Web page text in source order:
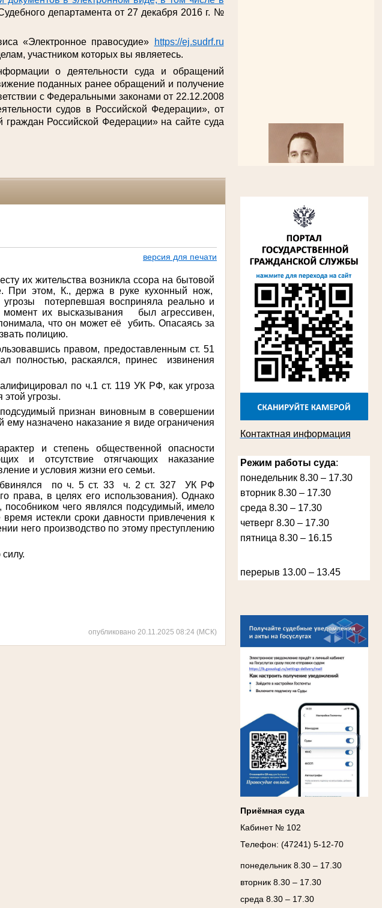
Алферьев Сергей Григорьевич
Участник Великой Отечественной войны
Председатель Губкинского городского
в период с 1954 по 1982 гг.
Лыкова Анна Захаровна
Участник Великой Отечественной войны
Судья Губкинского городского народного
в период с 1960 по 1980 гг.
Труженица тыла в годы Великой
Ануприенко Иван Васильевич
Участник Великой Отечественной войны
Председатель Губкинского районного
народного суда
в период с 1965 по 1984 гг.
Контактная информация
Режим работы суда:
понедельник 8.30 – 17.30
вторник 8.30 – 17.30
среда 8.30 – 17.30
четверг 8.30 – 17.30
пятница 8.30 – 16.15
перерыв 13.00 – 13.45
Приёмная суда
Кабинет № 102
Телефон: (47241) 5-12-70
понедельник 8.30 – 17.30
вторник 8.30 – 17.30
среда 8.30 – 17.30
департамента от 27 декабря 2016 г. №
«Электронное правосудие»
https://ej.sudrf.ru
участником которых вы являетесь.
о деятельности суда и обращений
поданных ранее обращений и получение
с Федеральными законами от 22.12.2008
судов в Российской Федерации», от
Российской Федерации» на сайте суда
версия для печати
их жительства возникла ссора на бытовой
П ри этом, К., держа в руке кухонный нож,
угрозы потерпевшая восприняла реально и
их высказывания был агрессивен,
что он может её убить. Опасаясь за
полицию.
правом, предоставленным ст. 51
полностью, раскаялся, принес извинения
по ч.1 ст. 119 УК РФ, как угроза
этой угрозы.
признан виновным в совершении
ему назначено наказание я виде ограничения
и степень общественной опасности
и отсутствие отягчающих наказание
и условия жизни его семьи.
по ч. 5 ст. 33 ч. 2 ст. 327 УК РФ
права, в целях его использования). Однако
пособником чего являлся подсудимый, имело
истекли сроки давности привлечения к
него производство по этому преступлению
опубликовано 20.11.2025 08:24 (МСК)